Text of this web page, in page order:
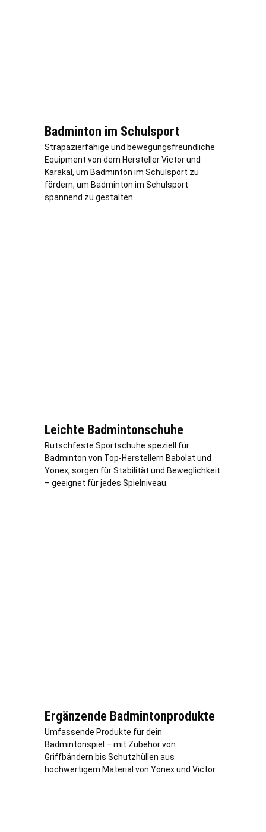
Badminton im Schulsport
Strapazierfähige und bewegungsfreundliche
Equipment von dem Hersteller Victor und
Karakal, um Badminton im Schulsport zu
fördern, um Badminton im Schulsport
spannend zu gestalten.
Leichte Badmintonschuhe
Rutschfeste Sportschuhe speziell für
Badminton von Top-Herstellern Babolat und
Yonex, sorgen für Stabilität und Beweglichkeit
– geeignet für jedes Spielniveau.
Ergänzende Badmintonprodukte
Umfassende Produkte für dein
Badmintonspiel – mit Zubehör von
Griffbändern bis Schutzhüllen aus
hochwertigem Material von Yonex und Victor.